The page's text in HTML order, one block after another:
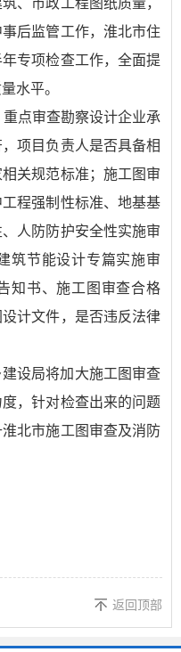
、市政工程图纸质量，
后监管工作，淮北市住
专项检查工作，全面提
水平。
点审查勘察设计企业承
项目负责人是否具备相
关规范标准；施工图审
程强制性标准、地基基
人防防护安全性实施审
筑节能设计专篇实施审
知书、施工图审查合格
计文件，是否违反法律
设局将加大施工图审查
，针对检查出来的问题
北市施工图审查及消防
返回顶部